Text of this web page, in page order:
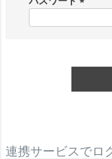
)
連携サービスでロ